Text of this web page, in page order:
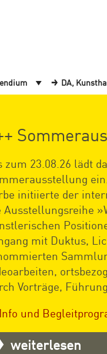
DA,
zum 23.08.26 lädt
initiierte der
Ausstellungsreihe
mit Duktus,
Vorträge,
Info und
weiterlesen